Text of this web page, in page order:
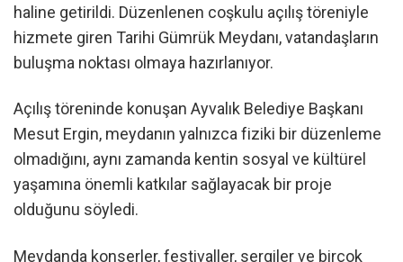
haline getirildi. Düzenlenen coşkulu açılış töreniyle
hizmete giren Tarihi Gümrük Meydanı, vatandaşların
buluşma noktası olmaya hazırlanıyor.
Açılış töreninde konuşan Ayvalık Belediye Başkanı
Mesut Ergin, meydanın yalnızca fiziki bir düzenleme
olmadığını, aynı zamanda kentin sosyal ve kültürel
yaşamına önemli katkılar sağlayacak bir proje
olduğunu söyledi.
Meydanda konserler, festivaller, sergiler ve birçok